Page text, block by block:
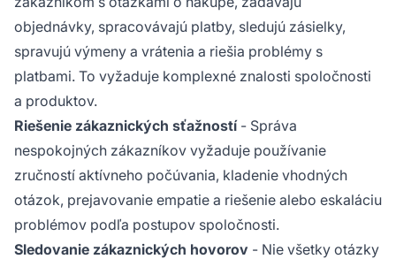
objednávky, spracovávajú platby, sledujú zásielky,
spravujú výmeny a vrátenia a riešia problémy s
platbami. To vyžaduje komplexné znalosti spoločnosti
a produktov.
Riešenie zákaznických sťažností- Správa
nespokojných zákazníkov vyžaduje používanie
zručností aktívneho počúvania, kladenie vhodných
otázok, prejavovanie empatie a riešenie alebo eskaláciu
problémov podľa postupov spoločnosti.
Sledovanie zákaznických hovorov - Nie všetky otázky